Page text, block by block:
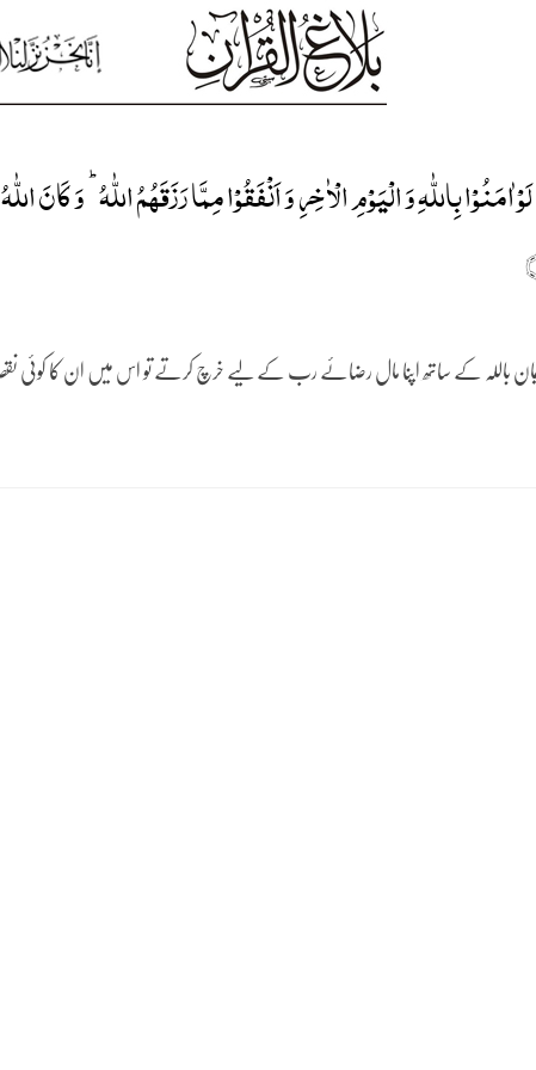
اٰمَنُوۡا بِاللّٰہِ وَ الۡیَوۡمِ الۡاٰخِرِ وَ اَنۡفَقُوۡا مِمَّا رَزَقَہُمُ اللّٰہُ ؕ وَ کَانَ اللّٰہُ